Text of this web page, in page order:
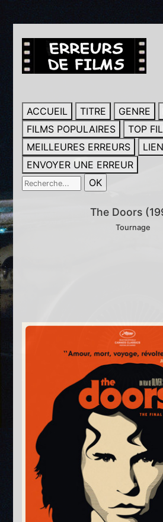
ACCUEIL TITRE GENRE
FILMS POPULAIRES
TOP
MEILLEURES ERREURS
ENVOYER UNE ERREUR
The Doors
Tournage